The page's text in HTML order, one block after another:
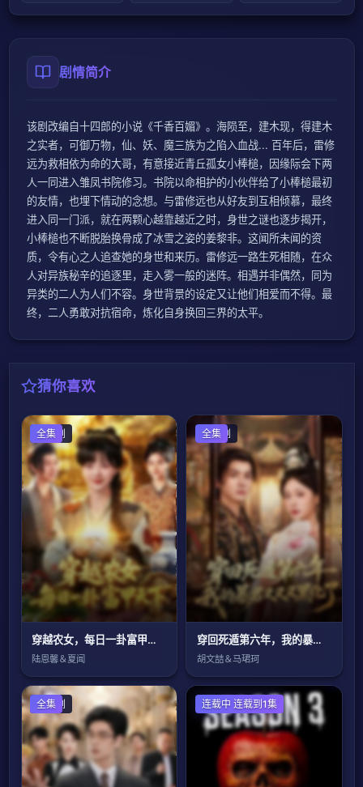
剧情简介
该剧改编自十四郎的小说《千香百媚》。海陨至，建木现，得建木
之实者，可御万物，仙、妖、魔三族为之陷入血战... 百年后，雷修
远为救相依为命的大哥，有意接近青丘孤女小棒槌，因缘际会下两
人一同进入雏凤书院修习。书院以命相护的小伙伴给了小棒槌最初
的友情，也埋下情动的念想。与雷修远也从好友到互相倾慕，最终
进入同一门派，就在两颗心越靠越近之时，身世之谜也逐步揭开，
小棒槌也不断脱胎换骨成了冰雪之姿的姜黎非。这闻所未闻的资
质，令有心之人追查她的身世和来历。雷修远一路生死相随，在众
人对异族秘辛的追逐里，走入雾一般的迷阵。相遇并非偶然，同为
异类的二人为人们不容。身世背景的设定又让他们相爱而不得。最
终，二人勇敢对抗宿命，炼化自身换回三界的太平。
猜你喜欢
国产剧
全集
穿越农女，每日一卦富甲天下
陆恩馨＆夏闻
国产剧
全集
穿回死遁第六年，我的暴君又又又黑化了
胡文喆＆马珺珂
国产剧
全集 欧美剧
连载中 连载到1集